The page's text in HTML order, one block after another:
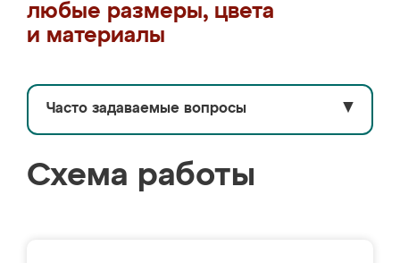
любые размеры, цвета
и материалы
Часто задаваемые вопросы ▼
Схема работы